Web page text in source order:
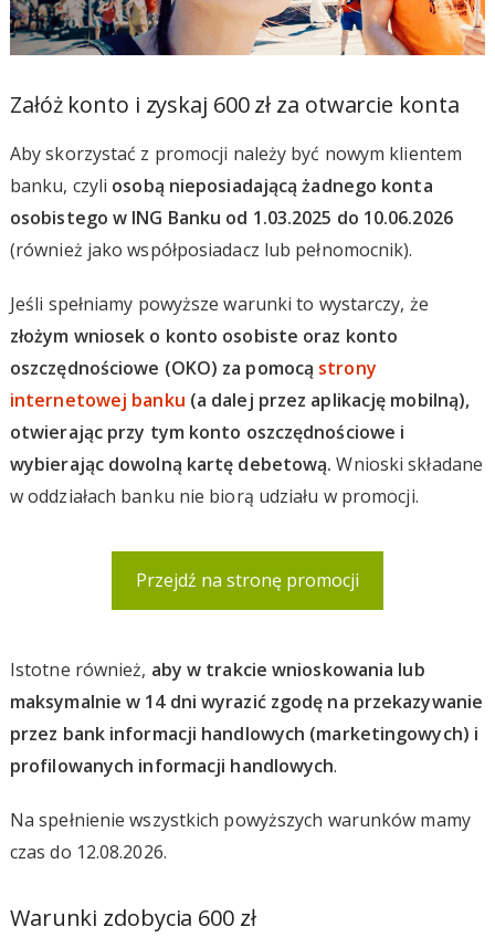
Załóż konto i zyskaj 600 zł za otwarcie konta
Aby skorzystać z promocji należy być nowym klientem
banku, czyli osobą nieposiadającą żadnego konta
osobistego w ING Banku od 1.03.2025 do 10.06.2026
(również jako współposiadacz lub pełnomocnik).
Jeśli spełniamy powyższe warunki to wystarczy, że
złożym wniosek o konto osobiste oraz konto
oszczędnościowe (OKO) za pomocą strony
internetowej banku (a dalej przez aplikację mobilną),
otwierając przy tym konto oszczędnościowe i
wybierając dowolną kartę debetową. Wnioski składane
w oddziałach banku nie biorą udziału w promocji.
Przejdź na stronę promocji
Istotne również, aby w trakcie wnioskowania lub
maksymalnie w 14 dni wyrazić zgodę na przekazywanie
przez bank informacji handlowych (marketingowych) i
profilowanych informacji handlowych.
Na spełnienie wszystkich powyższych warunków mamy
czas do 12.08.2026.
Warunki zdobycia 600 zł